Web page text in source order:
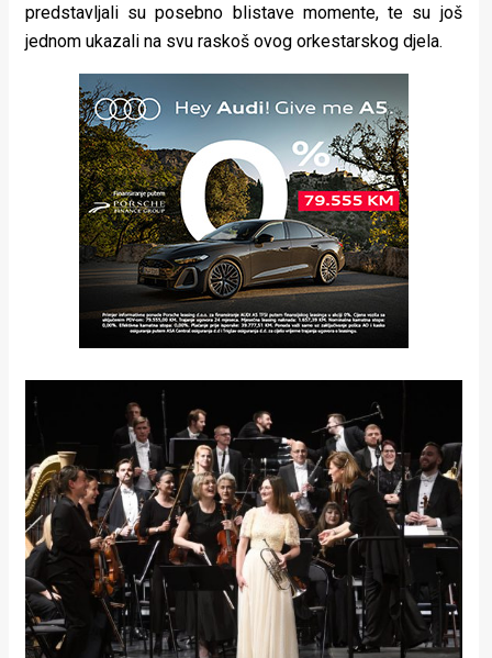
predstavljali su posebno blistave momente, te su još
jednom ukazali na svu raskoš ovog orkestarskog djela.